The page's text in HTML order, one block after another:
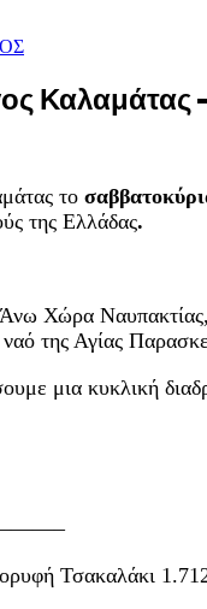
το
της Ελλάδας.
Χώρα
ναό της Αγίας
μια κυκλική
Τσακαλάκι